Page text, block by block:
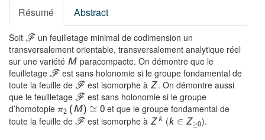
Résumé Abstract
Soit F un feuilletage minimal de codimension un
transversalement orientable, transversalement analytique réel
sur une variété M paracompacte. On démontre que le
feuilletage F est sans holonomie si le groupe fondamental de
toute la feuille de F est isomorphe à Z . On démontre aussi
que le feuilletage F est sans holonomie si le groupe
d’homotopie π2 (M) ≅ 0 et que le groupe fondamental de
toute la feuille de F est isomorphe à Z k (k ∈ Z≥0).